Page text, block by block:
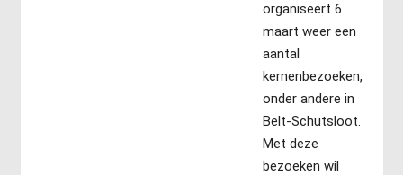
organiseert 6
maart weer een
aantal
kernenbezoeken,
onder andere in
Belt-Schutsloot.
Met deze
bezoeken wil